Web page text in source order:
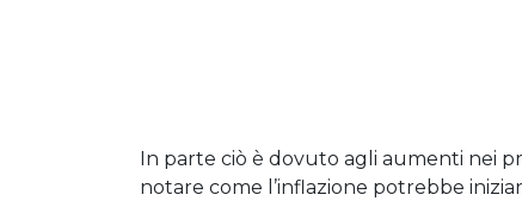
In parte ciò è dovuto agli aumenti nei
notare come l’inflazione potrebbe